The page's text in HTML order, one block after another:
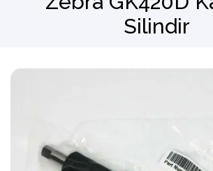
Silindir